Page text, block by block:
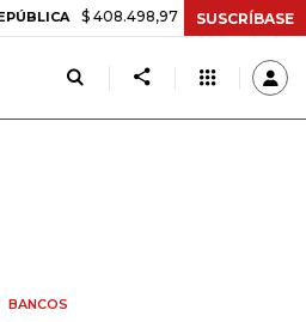
$ 408.498,97 +$ 8.753,81 +2,19%
SUSCRÍBASE
BANCOS